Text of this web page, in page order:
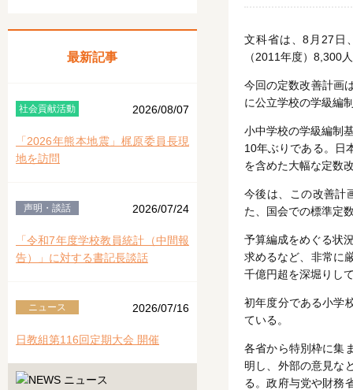
文科省は、8月27日
（2011年度）8,300
今回の定数改善計画
に公立学校の学級編
小中学校の学級編制
10年ぶりである。日
を含めた大幅な定数
今後は、この改善計
た、国会での標準定
予算編成をめぐる状
求めるなど、非常に
千億円超を深堀りし
初年度分である小学
ている。
各省から特別枠に集
明し、外部の意見な
る。政府与党や財務
最新記事
社会貢献活動 2026/08/07
「2026年熊本地震」梶原委員長現
地を訪問
声明・談話 2026/07/24
「令和7年度学校教員統計（中間報
告）」に対する書記長談話
ニュース 2026/07/16
日教組第116回定期大会 開催